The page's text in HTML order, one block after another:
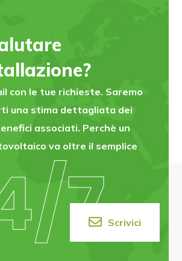
con le tue richieste. Saremo
una stima dettagliata dei
associati. Perchè un
va oltre il semplice
7 Scrivici
Consultancy or +1
456 789